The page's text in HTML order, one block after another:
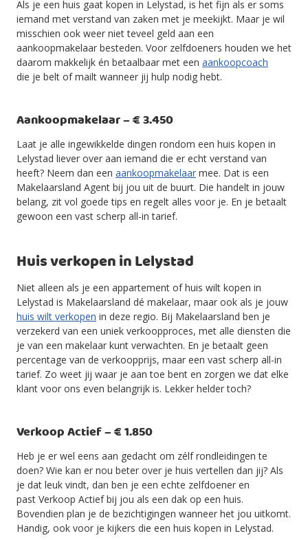
Als je een huis gaat kopen in Lelystad, is het fijn als er soms
iemand met verstand van zaken met je meekijkt. Maar je wil
misschien ook weer niet teveel geld aan een
aankoopmakelaar besteden. Voor zelfdoeners houden we het
daarom makkelijk én betaalbaar met een aankoopcoach
die je belt of mailt wanneer jij hulp nodig hebt.
Aankoopmakelaar – € 3.450
Laat je alle ingewikkelde dingen rondom een huis kopen in
Lelystad liever over aan iemand die er echt verstand van
heeft? Neem dan een aankoopmakelaar mee. Dat is een
Makelaarsland Agent bij jou uit de buurt. Die handelt in jouw
belang, zit vol goede tips en regelt alles voor je. En je betaalt
gewoon een vast scherp all-in tarief.
Huis verkopen in Lelystad
Niet alleen als je een appartement of huis wilt kopen in
Lelystad is Makelaarsland dé makelaar, maar ook als je jouw
huis wilt verkopen in deze regio. Bij Makelaarsland ben je
verzekerd van een uniek verkoopproces, met alle diensten die
je van een makelaar kunt verwachten. En je betaalt geen
percentage van de verkoopprijs, maar een vast scherp all-in
tarief. Zo weet jij waar je aan toe bent en zorgen we dat elke
klant voor ons even belangrijk is. Lekker helder toch?
Verkoop Actief – € 1.850
Heb je er wel eens aan gedacht om zélf rondleidingen te
doen? Wie kan er nou beter over je huis vertellen dan jij? Als
je dat leuk vindt, dan ben je een echte zelfdoener en
past Verkoop Actief bij jou als een dak op een huis.
Bovendien plan je de bezichtigingen wanneer het jou uitkomt.
Handig, ook voor je kijkers die een huis kopen in Lelystad.